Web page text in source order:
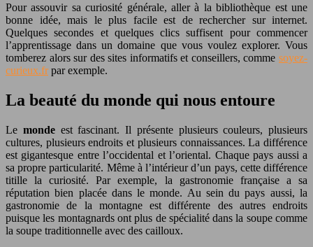
Pour assouvir sa curiosité générale, aller à la bibliothèque est une
bonne idée, mais le plus facile est de rechercher sur internet.
Quelques secondes et quelques clics suffisent pour commencer
l’apprentissage dans un domaine que vous voulez explorer. Vous
tomberez alors sur des sites informatifs et conseillers, comme soyez-
curieux.frpar exemple.
La beauté du monde qui nous entoure
Le mondeest fascinant. Il présente plusieurs couleurs, plusieurs
cultures, plusieurs endroits et plusieurs connaissances. La différence
est gigantesque entre l’occidental et l’oriental. Chaque pays aussi a
sa propre particularité. Même à l’intérieur d’un pays, cette différence
titille la curiosité. Par exemple, la gastronomie française a sa
réputation bien placée dans le monde. Au sein du pays aussi, la
gastronomie de la montagne est différente des autres endroits
puisque les montagnards ont plus de spécialité dans la soupe comme
la soupe traditionnelle avec des cailloux.